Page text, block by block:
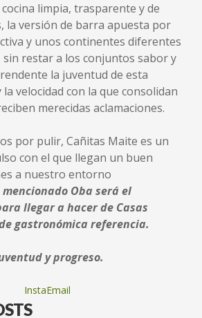
limpia, trasparente y de
la versión de barra apuesta por
y unos continentes diferentes
restar a los conjuntos sabor y
la juventud de esta
velocidad con la que consolidan
merecidas aclamaciones.
por pulir, Cañitas Maite es un
con el que llegan un buen
a nuestro entorno
mencionado Oba será el
llegar a hacer de Casas
gastronómica referencia.
y progreso.
InstaEmail